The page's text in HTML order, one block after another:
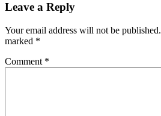
Leave a Reply
Your email address will not be published.
marked *
Comment *